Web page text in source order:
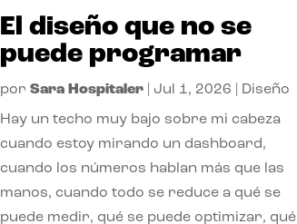
El diseño que no se
puede programar
por Sara Hospitaler| Jul 1, 2026 Diseño
Hay un techo muy bajo sobre mi cabeza
cuando estoy mirando un dashboard,
cuando los números hablan más que las
manos, cuando todo se reduce a qué se
puede medir, qué se puede optimizar, qué